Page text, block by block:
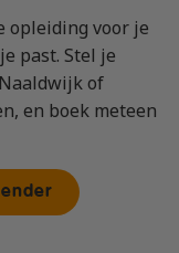
opleiding voor je
past. Stel je
of
en boek meteen